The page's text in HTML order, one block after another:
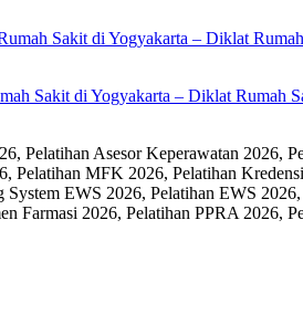
Sakit di Yogyakarta – Diklat
Pelatihan Asesor Keperawatan 2026,
Pelatihan MFK 2026, Pelatihan
EWS 2026, Pelatihan EWS
Farmasi 2026, Pelatihan PPRA